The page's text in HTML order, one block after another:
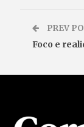
PREV
Foco e